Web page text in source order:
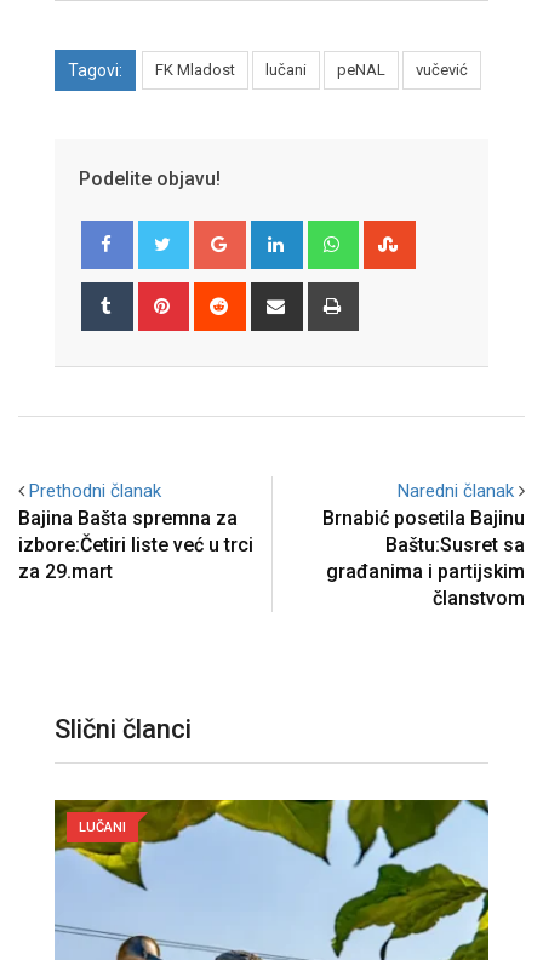
Tagovi: FK Mladost lučani peNAL vučević
Podelite objavu!
Google+ LinkedIn Whatsapp
Tumblr Pinterest Reddit
Share
Prethodni članak
Bajina Bašta spremna za
izbore:Četiri liste već u trci
za 29.mart
Naredni članak
Brnabić posetila Bajinu
Baštu:Susret sa
građanima i partijskim
članstvom
Slični članci
LUČANI